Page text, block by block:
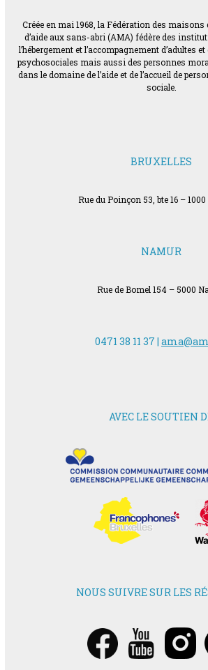
Créée en mai 1968, la Fédération des maisons
d’aide aux sans-abri (AMA) fédère des
l’hébergement et l’accompagnement d’adultes
psychosociales mais aussi des personnes
dans le domaine de l’aide et de l’accueil de
sociale.
BRUXELLES
Rue du Poinçon 53, bte 16 –
NAMUR
Rue de Bomel 154 – 5000
0471 38 11 37 |
AVEC LE SOUTIEN
NOUS SUIVRE SUR LES